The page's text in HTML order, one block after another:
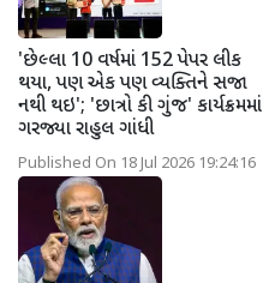
'છેલ્લા 10 વર્ષમાં 152 પેપર લીક
થયા, પણ એક પણ વ્યક્તિને સજા
નથી થઇ'; 'છાત્રો કી ગુંજ' કાર્યક્રમમાં
ગરજ્યા રાહુલ ગાંધી
Published On 18 Jul 2026 19:24:16